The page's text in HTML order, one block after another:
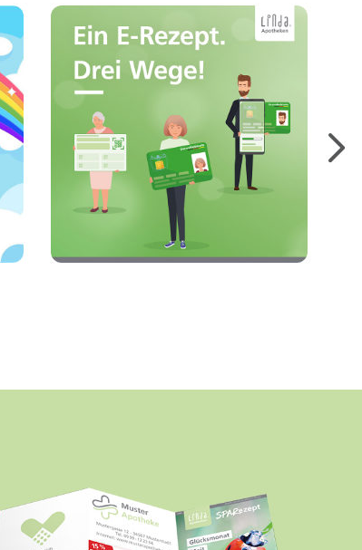
Hier finden Sie die
wichtigsten Informationen
zum E-Rezept und zu den
verschiedenen
Möglichkeiten, E-Rezepte
einzulösen.
Mehr erfahren